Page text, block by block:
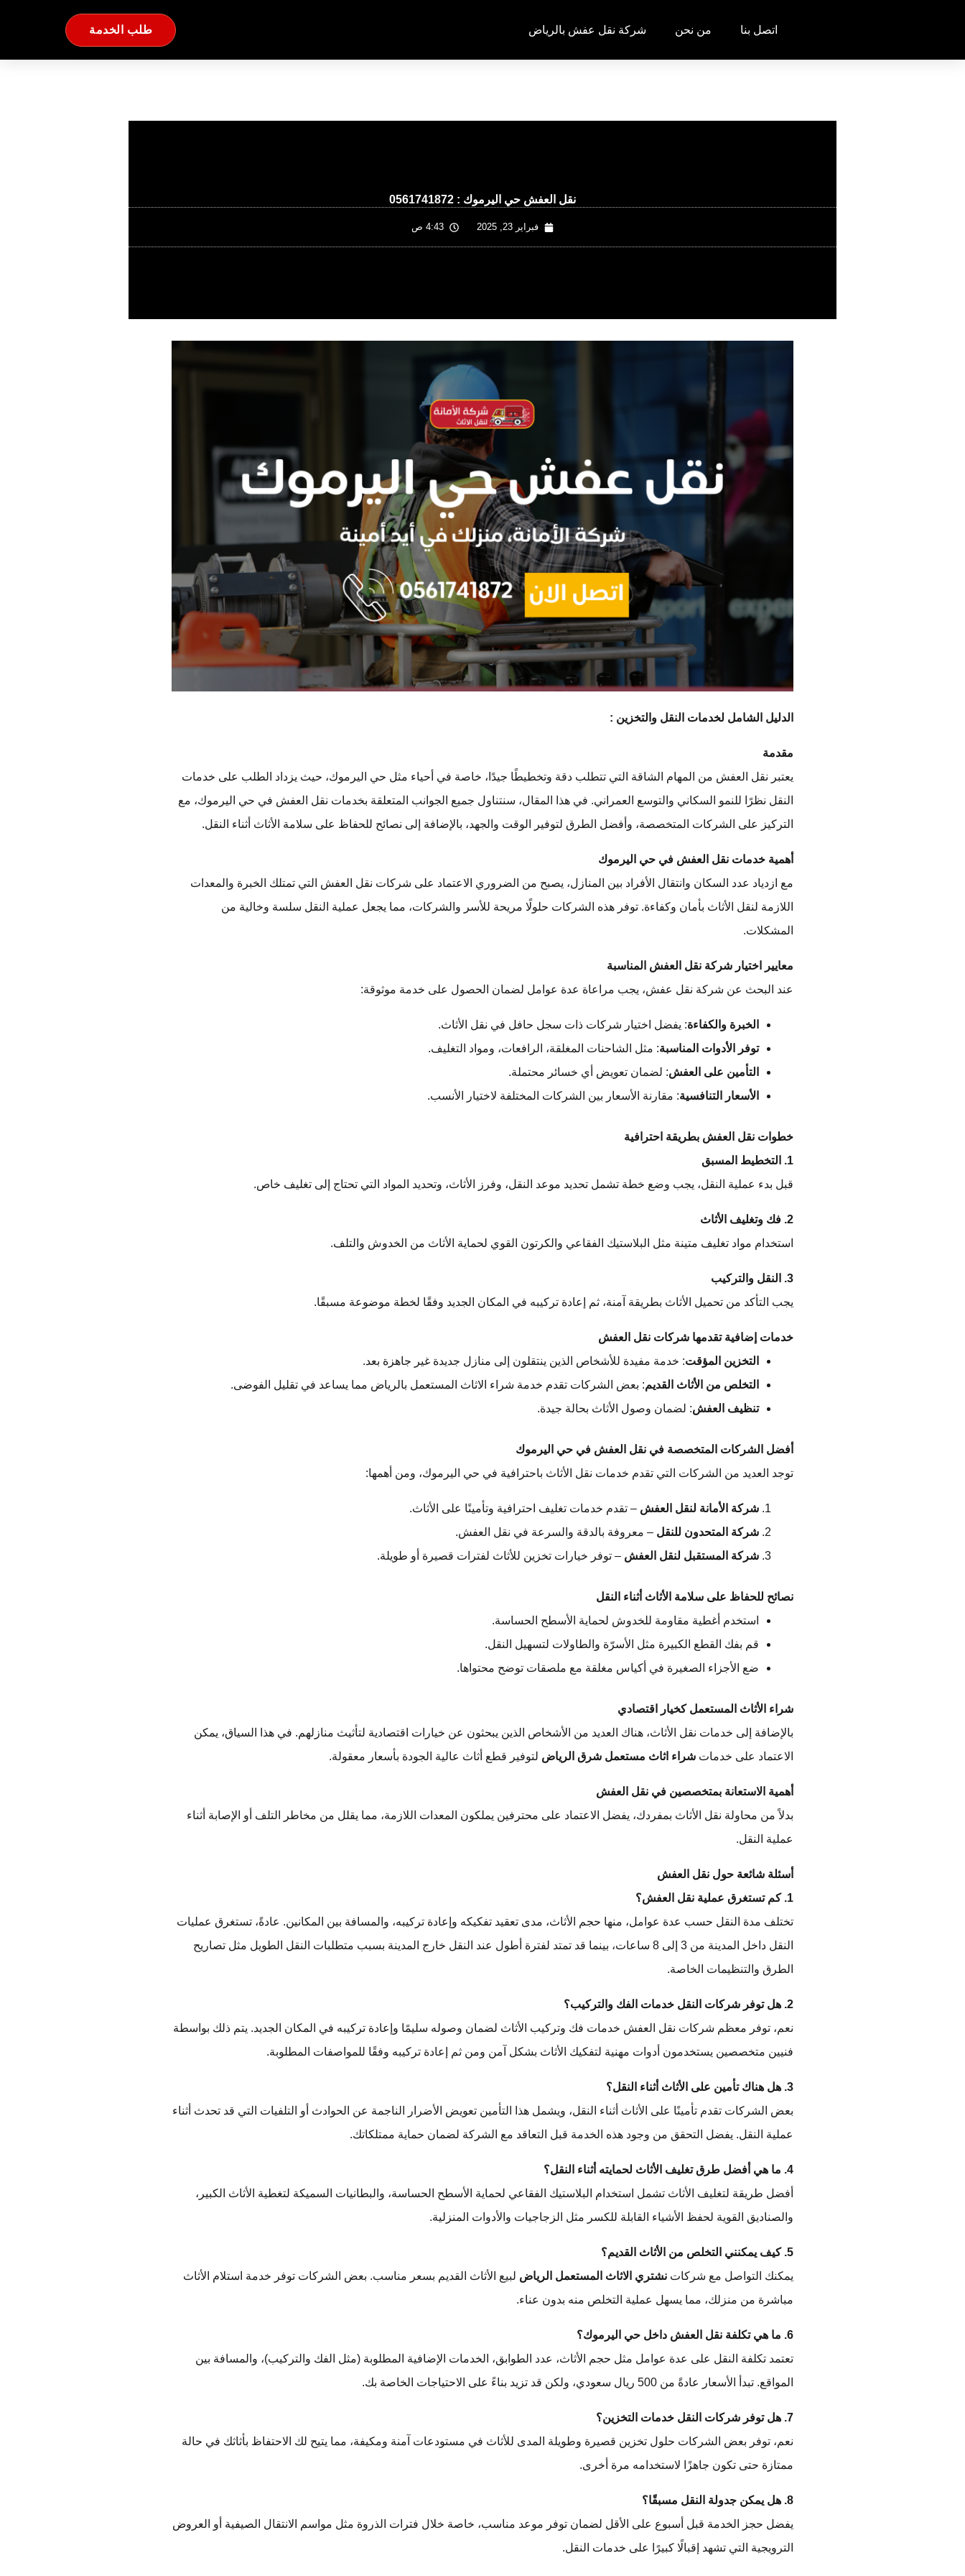
اتصل بنا من نحن شركة نقل عفش بالرياض طلب الخدمة
نقل العفش حي اليرموك : 0561741872
فبراير 23, 2025 4:43 ص
الدليل الشامل لخدمات النقل والتخزين :
مقدمة
يعتبر نقل العفش من المهام الشاقة التي تتطلب دقة وتخطيطًا جيدًا، خاصة في أحياء مثل حي اليرموك، حيث يزداد الطلب على خدمات
النقل نظرًا للنمو السكاني والتوسع العمراني. في هذا المقال، سنتناول جميع الجوانب المتعلقة بخدمات نقل العفش في حي اليرموك، مع
التركيز على الشركات المتخصصة، وأفضل الطرق لتوفير الوقت والجهد، بالإضافة إلى نصائح للحفاظ على سلامة الأثاث أثناء النقل.
أهمية خدمات نقل العفش في حي اليرموك
مع ازدياد عدد السكان وانتقال الأفراد بين المنازل، يصبح من الضروري الاعتماد على شركات نقل العفش التي تمتلك الخبرة والمعدات
اللازمة لنقل الأثاث بأمان وكفاءة. توفر هذه الشركات حلولًا مريحة للأسر والشركات، مما يجعل عملية النقل سلسة وخالية من
المشكلات.
معايير اختيار شركة نقل العفش المناسبة
عند البحث عن شركة نقل عفش، يجب مراعاة عدة عوامل لضمان الحصول على خدمة موثوقة:
الخبرة والكفاءة: يفضل اختيار شركات ذات سجل حافل في نقل الأثاث.
توفر الأدوات المناسبة: مثل الشاحنات المغلقة، الرافعات، ومواد التغليف.
التأمين على العفش: لضمان تعويض أي خسائر محتملة.
الأسعار التنافسية: مقارنة الأسعار بين الشركات المختلفة لاختيار الأنسب.
خطوات نقل العفش بطريقة احترافية
1. التخطيط المسبق
قبل بدء عملية النقل، يجب وضع خطة تشمل تحديد موعد النقل، وفرز الأثاث، وتحديد المواد التي تحتاج إلى تغليف خاص.
2. فك وتغليف الأثاث
استخدام مواد تغليف متينة مثل البلاستيك الفقاعي والكرتون القوي لحماية الأثاث من الخدوش والتلف.
3. النقل والتركيب
يجب التأكد من تحميل الأثاث بطريقة آمنة، ثم إعادة تركيبه في المكان الجديد وفقًا لخطة موضوعة مسبقًا.
خدمات إضافية تقدمها شركات نقل العفش
التخزين المؤقت: خدمة مفيدة للأشخاص الذين ينتقلون إلى منازل جديدة غير جاهزة بعد.
التخلص من الأثاث القديم: بعض الشركات تقدم خدمة شراء الاثاث المستعمل بالرياض مما يساعد في تقليل الفوضى.
تنظيف العفش: لضمان وصول الأثاث بحالة جيدة.
أفضل الشركات المتخصصة في نقل العفش في حي اليرموك
توجد العديد من الشركات التي تقدم خدمات نقل الأثاث باحترافية في حي اليرموك، ومن أهمها:
شركة الأمانة لنقل العفش – تقدم خدمات تغليف احترافية وتأمينًا على الأثاث.
شركة المتحدون للنقل – معروفة بالدقة والسرعة في نقل العفش.
شركة المستقبل لنقل العفش – توفر خيارات تخزين للأثاث لفترات قصيرة أو طويلة.
نصائح للحفاظ على سلامة الأثاث أثناء النقل
استخدم أغطية مقاومة للخدوش لحماية الأسطح الحساسة.
قم بفك القطع الكبيرة مثل الأسرّة والطاولات لتسهيل النقل.
ضع الأجزاء الصغيرة في أكياس مغلقة مع ملصقات توضح محتواها.
شراء الأثاث المستعمل كخيار اقتصادي
بالإضافة إلى خدمات نقل الأثاث، هناك العديد من الأشخاص الذين يبحثون عن خيارات اقتصادية لتأثيث منازلهم. في هذا السياق، يمكن
الاعتماد على خدمات شراء اثاث مستعمل شرق الرياض لتوفير قطع أثاث عالية الجودة بأسعار معقولة.
أهمية الاستعانة بمتخصصين في نقل العفش
بدلاً من محاولة نقل الأثاث بمفردك، يفضل الاعتماد على محترفين يملكون المعدات اللازمة، مما يقلل من مخاطر التلف أو الإصابة أثناء
عملية النقل.
أسئلة شائعة حول نقل العفش
1. كم تستغرق عملية نقل العفش؟
تختلف مدة النقل حسب عدة عوامل، منها حجم الأثاث، مدى تعقيد تفكيكه وإعادة تركيبه، والمسافة بين المكانين. عادةً، تستغرق عمليات
النقل داخل المدينة من 3 إلى 8 ساعات، بينما قد تمتد لفترة أطول عند النقل خارج المدينة بسبب متطلبات النقل الطويل مثل تصاريح
الطرق والتنظيمات الخاصة.
2. هل توفر شركات النقل خدمات الفك والتركيب؟
نعم، توفر معظم شركات نقل العفش خدمات فك وتركيب الأثاث لضمان وصوله سليمًا وإعادة تركيبه في المكان الجديد. يتم ذلك بواسطة
فنيين متخصصين يستخدمون أدوات مهنية لتفكيك الأثاث بشكل آمن ومن ثم إعادة تركيبه وفقًا للمواصفات المطلوبة.
3. هل هناك تأمين على الأثاث أثناء النقل؟
بعض الشركات تقدم تأمينًا على الأثاث أثناء النقل، ويشمل هذا التأمين تعويض الأضرار الناجمة عن الحوادث أو التلفيات التي قد تحدث أثناء
عملية النقل. يفضل التحقق من وجود هذه الخدمة قبل التعاقد مع الشركة لضمان حماية ممتلكاتك.
4. ما هي أفضل طرق تغليف الأثاث لحمايته أثناء النقل؟
أفضل طريقة لتغليف الأثاث تشمل استخدام البلاستيك الفقاعي لحماية الأسطح الحساسة، والبطانيات السميكة لتغطية الأثاث الكبير،
والصناديق القوية لحفظ الأشياء القابلة للكسر مثل الزجاجيات والأدوات المنزلية.
5. كيف يمكنني التخلص من الأثاث القديم؟
يمكنك التواصل مع شركات نشتري الاثاث المستعمل الرياض لبيع الأثاث القديم بسعر مناسب. بعض الشركات توفر خدمة استلام الأثاث
مباشرة من منزلك، مما يسهل عملية التخلص منه بدون عناء.
6. ما هي تكلفة نقل العفش داخل حي اليرموك؟
تعتمد تكلفة النقل على عدة عوامل مثل حجم الأثاث، عدد الطوابق، الخدمات الإضافية المطلوبة (مثل الفك والتركيب)، والمسافة بين
المواقع. تبدأ الأسعار عادةً من 500 ريال سعودي، ولكن قد تزيد بناءً على الاحتياجات الخاصة بك.
7. هل توفر شركات النقل خدمات التخزين؟
نعم، توفر بعض الشركات حلول تخزين قصيرة وطويلة المدى للأثاث في مستودعات آمنة ومكيفة، مما يتيح لك الاحتفاظ بأثاثك في حالة
ممتازة حتى تكون جاهزًا لاستخدامه مرة أخرى.
8. هل يمكن جدولة النقل مسبقًا؟
يفضل حجز الخدمة قبل أسبوع على الأقل لضمان توفر موعد مناسب، خاصة خلال فترات الذروة مثل مواسم الانتقال الصيفية أو العروض
الترويجية التي تشهد إقبالًا كبيرًا على خدمات النقل.